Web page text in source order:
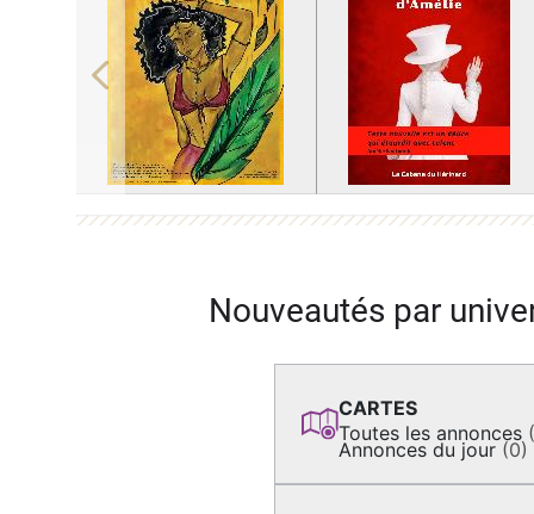
Previous
Nouveautés par
CARTES
Toutes les annonces
Annonces du jour (0)